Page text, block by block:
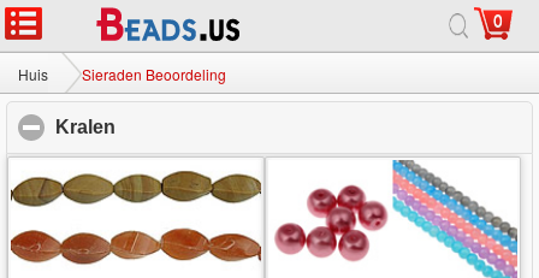
0
Huis Sieraden Beoordeling
Kralen
Huis|Over| Neem contact met ons op Volledige Site
© 2026 Melkweg sieraden Ltd. Alle rechten voorbehouden.